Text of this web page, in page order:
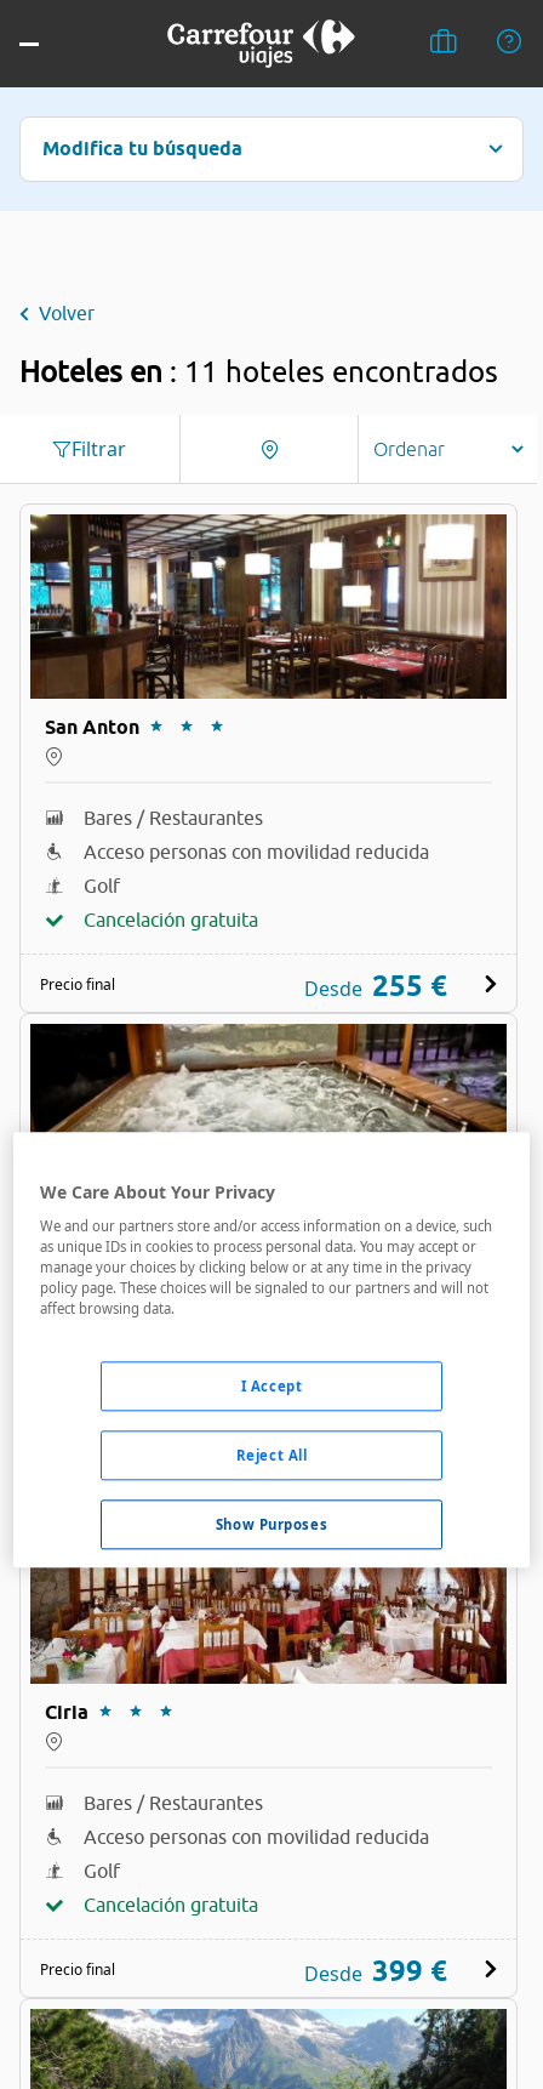
Modifica tu búsqueda
Volver
Hoteles en : 11 hoteles encontrados
Filtrar
San Anton
Bares / Restaurantes
Acceso personas con movilidad reducida
Golf
Cancelación gratuita
Precio final Desde 255 €
Sommos Hotel Benasque Spa
Acceso personas con movilidad reducida
Desde
Ciria
Bares / Restaurantes
Acceso personas con movilidad reducida
Golf
Cancelación gratuita
Precio final Desde 399 €
We Care About Your Privacy
We and our partners store and/or access information on a device, such
as unique IDs in cookies to process personal data. You may accept or
manage your choices by clicking below or at any time in the privacy
policy page. These choices will be signaled to our partners and will not
affect browsing data.
Show Purposes
Reject All
I Accept